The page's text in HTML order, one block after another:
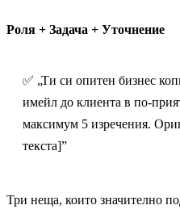
Роля + Задача + Уточнение
✅ „Ти си опитен бизнес
имейл до клиента в по-
максимум 5 изречения.
текста]”
Три неща, които значително